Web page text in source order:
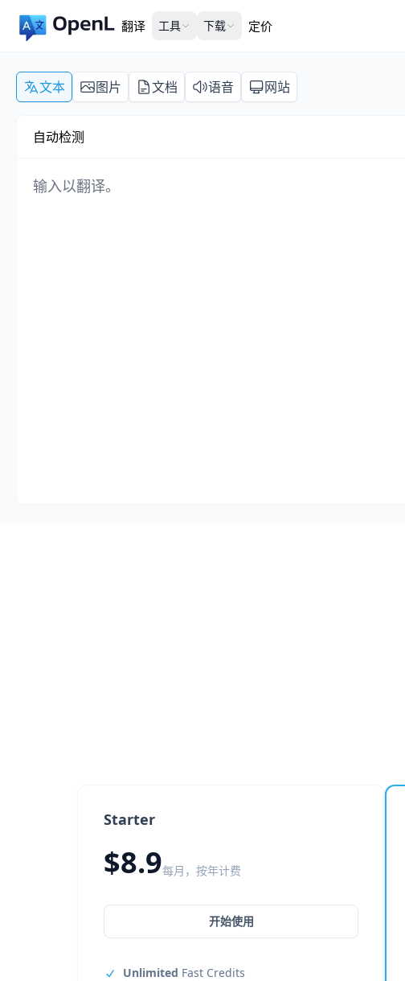
翻译 工具 下载 定价
文本 图片 文档 语音 网站
自动检测
Starter
$8.9每月，按年计费
开始使用
Unlimited Fast Credits